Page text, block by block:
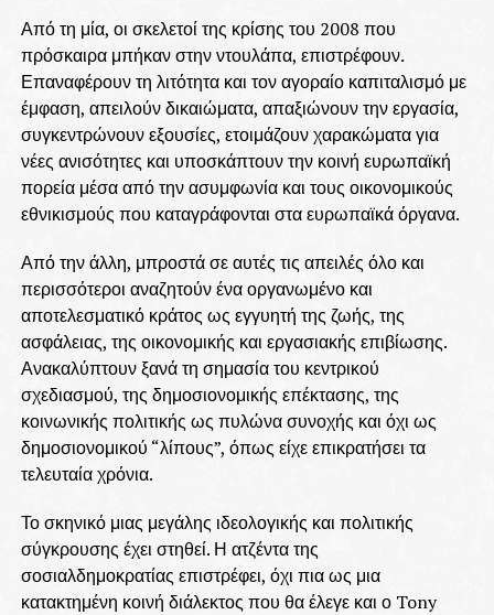
Από τη μία, οι σκελετοί της κρίσης του 2008 που
πρόσκαιρα μπήκαν στην ντουλάπα, επιστρέφουν.
Επαναφέρουν τη λιτότητα και τον αγοραίο καπιταλισμό με
έμφαση, απειλούν δικαιώματα, απαξιώνουν την εργασία,
συγκεντρώνουν εξουσίες, ετοιμάζουν χαρακώματα για
νέες ανισότητες και υποσκάπτουν την κοινή ευρωπαϊκή
πορεία μέσα από την ασυμφωνία και τους οικονομικούς
εθνικισμούς που καταγράφονται στα ευρωπαϊκά όργανα.
Από την άλλη, μπροστά σε αυτές τις απειλές όλο και
περισσότεροι αναζητούν ένα οργανωμένο και
αποτελεσματικό κράτος ως εγγυητή της ζωής, της
ασφάλειας, της οικονομικής και εργασιακής επιβίωσης.
Ανακαλύπτουν ξανά τη σημασία του κεντρικού
σχεδιασμού, της δημοσιονομικής επέκτασης, της
κοινωνικής πολιτικής ως πυλώνα συνοχής και όχι ως
δημοσιονομικού “λίπους”, όπως είχε επικρατήσει τα
τελευταία χρόνια.
Το σκηνικό μιας μεγάλης ιδεολογικής και πολιτικής
σύγκρουσης έχει στηθεί. Η ατζέντα της
σοσιαλδημοκρατίας επιστρέφει, όχι πια ως μια
κατακτημένη κοινή διάλεκτος που θα έλεγε και ο Tony